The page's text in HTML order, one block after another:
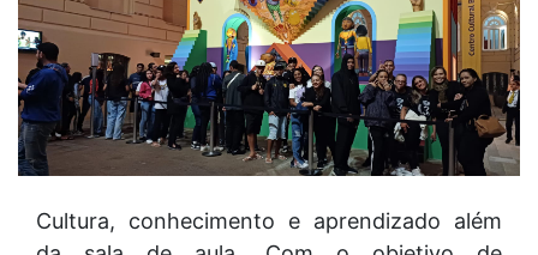
Cultura, conhecimento e aprendizado além